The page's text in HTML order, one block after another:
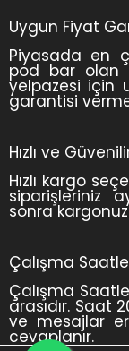
Uygun Fiyat
Piyasada en
pod bar olan
yelpazesi için
garantisi
Hızlı ve
Hızlı kargo
siparişleriniz
sonra
Çalışma
Çalışma
arasıdır. Saat
ve mesajlar
cevaplanır.